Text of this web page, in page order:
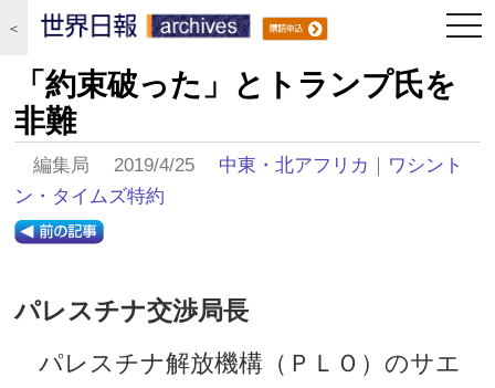
＜
「約束破った」とトランプ氏を
非難
編集局 2019/4/25 中東・北アフリカ ｜ ワシント
ン・タイムズ特約
パレスチナ交渉局長
パレスチナ解放機構（ＰＬＯ）のサエ